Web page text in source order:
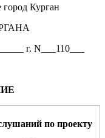
Курган
г. N___110___
по проекту